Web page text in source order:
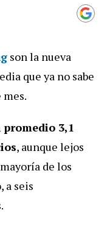
son la nueva
que ya no sabe
3,1
, aunque lejos
de los
a seis